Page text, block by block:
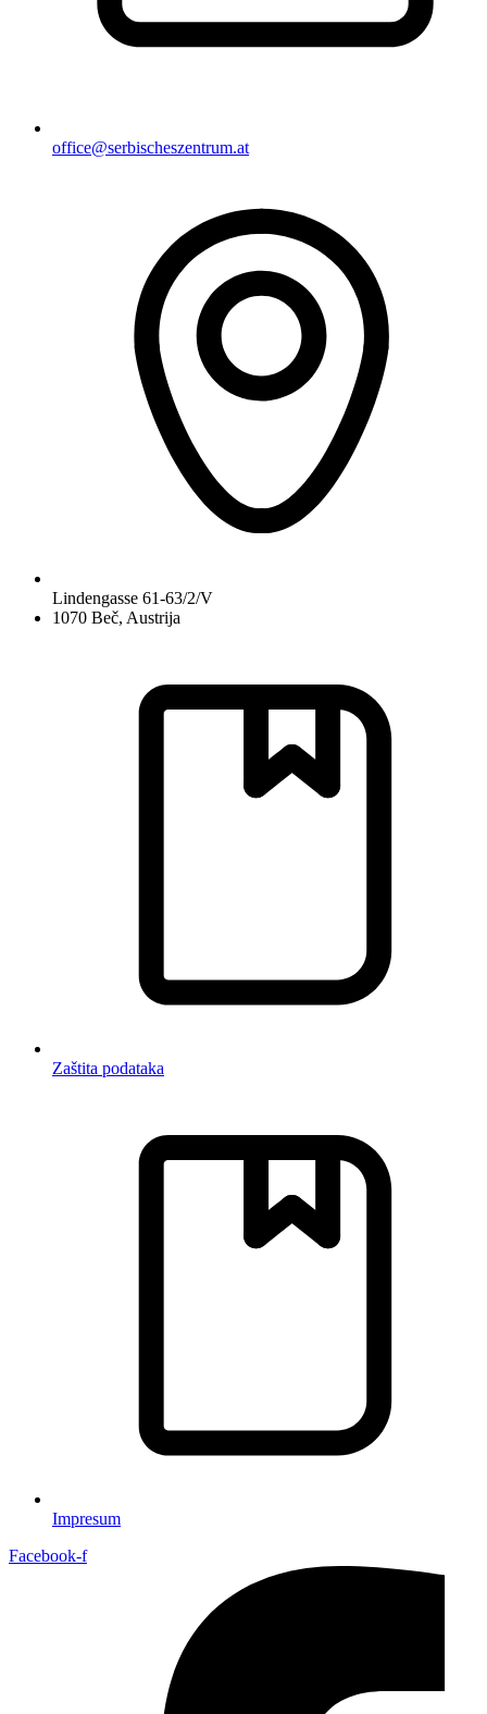
office@serbischeszentrum.at
Lindengasse 61-63/2/V
1070 Beč, Austrija
Zaštita podataka
Impresum
Facebook-f